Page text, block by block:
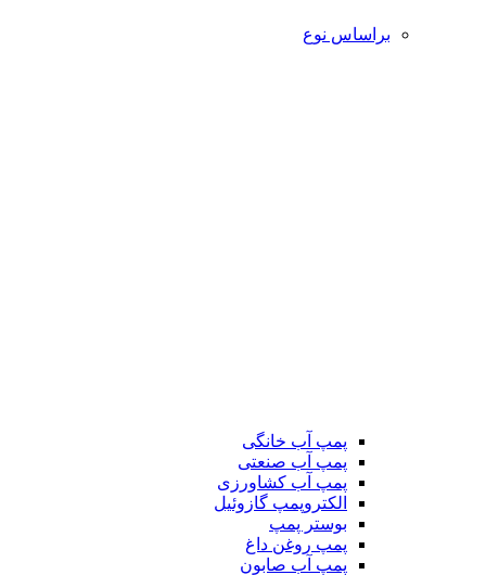
براساس نوع
پمپ آب خانگی
پمپ آب صنعتی
پمپ آب کشاورزی
الکتروپمپ گازوئیل
بوستر پمپ
پمپ روغن داغ
پمپ آب صابون